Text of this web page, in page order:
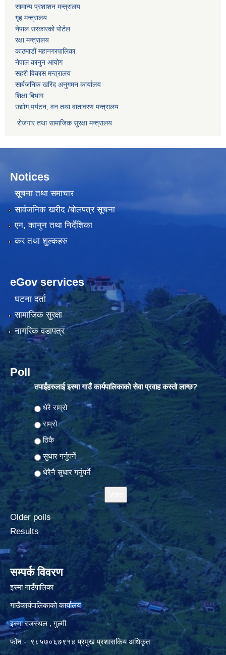
सामान्य प्रशाशन मन्त्रालय
गृह मन्त्रालय
नेपाल सरकारको पोर्टल
रक्षा मन्त्रालय
काठमाडौं महानगरपालिका
नेपाल कानुन आयोग
सहरी विकास मन्त्रालय
सार्बजनिक खरिद अनुगमन कार्यालय
शिक्षा बिभाग
उद्योग,पर्यटन, वन तथा वातावरण मन्त्रालय
रोजगार तथा सामाजिक सुरक्षा मन्त्रालय
Notices
सूचना तथा समाचार
सार्वजनिक खरीद /बोलपत्र सूचना
एन, कानुन तथा निर्देशिका
कर तथा शुल्कहरु
eGov services
घटना दर्ता
सामाजिक सुरक्षा
नागरिक वडापत्र
Poll
तपाईंहरुलाई इस्मा गाउँ कार्यपालिकाको सेवा प्रवाह कस्तो लाग्छ?
Choices
धेरै राम्रो
राम्रो
ठिकै
सुधार गर्नुपर्ने
धेरैनै सुधार गर्नुपर्ने
Older polls
Results
सम्पर्क विवरण
इस्मा गाउँपालिका
गाउँकार्यपालिकाको कार्यालय
इस्मा रजस्थल , गुल्मी
फोन - ९८५७०६७९१४ प्रमुख प्रशासकिय अधिकृत